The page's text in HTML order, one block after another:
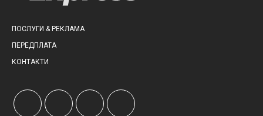
ПОСЛУГИ & РЕКЛАМА
ПЕРЕДПЛАТА
КОНТАКТИ